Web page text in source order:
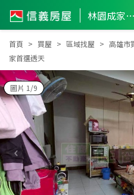
林園成家首選透天
首頁 買屋 區域找屋 高雄市
家首選透天
圖片 1/9